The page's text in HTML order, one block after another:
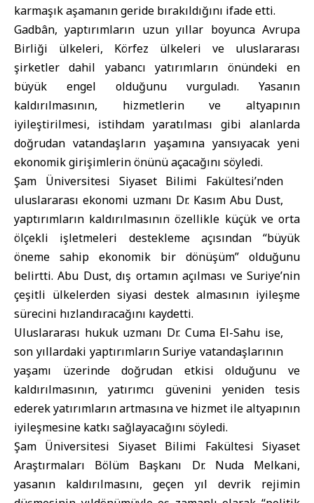
karmaşık aşamanın geride bırakıldığını ifade etti.
Gadbân, yaptırımların uzun yıllar boyunca Avrupa
Birliği ülkeleri, Körfez ülkeleri ve uluslararası
şirketler dahil yabancı yatırımların önündeki en
büyük engel olduğunu vurguladı. Yasanın
kaldırılmasının, hizmetlerin ve altyapının
iyileştirilmesi, istihdam yaratılması gibi alanlarda
doğrudan vatandaşların yaşamına yansıyacak yeni
ekonomik girişimlerin önünü açacağını söyledi.
Şam Üniversitesi Siyaset Bilimi Fakültesi’nden
uluslararası ekonomi uzmanı Dr. Kasım Abu Dust,
yaptırımların kaldırılmasının özellikle küçük ve orta
ölçekli işletmeleri destekleme açısından “büyük
öneme sahip ekonomik bir dönüşüm” olduğunu
belirtti. Abu Dust, dış ortamın açılması ve Suriye’nin
çeşitli ülkelerden siyasi destek almasının iyileşme
sürecini hızlandıracağını kaydetti.
Uluslararası hukuk uzmanı Dr. Cuma El-Sahu ise,
son yıllardaki yaptırımların Suriye vatandaşlarının
yaşamı üzerinde doğrudan etkisi olduğunu ve
kaldırılmasının, yatırımcı güvenini yeniden tesis
ederek yatırımların artmasına ve hizmet ile altyapının
iyileşmesine katkı sağlayacağını söyledi.
Şam Üniversitesi Siyaset Bilimi Fakültesi Siyaset
Araştırmaları Bölüm Başkanı Dr. Nuda Melkani,
yasanın kaldırılmasını, geçen yıl devrik rejimin